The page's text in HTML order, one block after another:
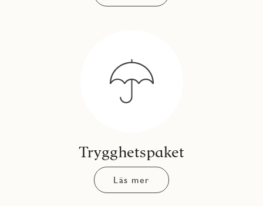
Trygghetspaket
Läs mer